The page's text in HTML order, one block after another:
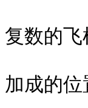
复数的
加成的